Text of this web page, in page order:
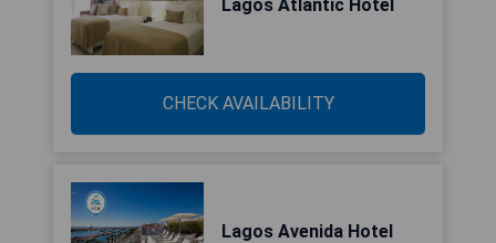
Lagos Atlantic Hotel
CHECK AVAILABILITY
Lagos Avenida Hotel